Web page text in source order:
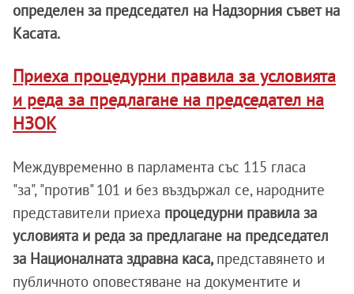
определен за председател на Надзорния съвет на
Касата.
Приеха процедурни правила за условията
и реда за предлагане на председател на
НЗОК
Междувременно в парламента със 115 гласа
"за", "против" 101 и без въздържал се, народните
представители приеха процедурни правила за
условията и реда за предлагане на председател
за Националната здравна каса, представянето и
публичното оповестяване на документите и